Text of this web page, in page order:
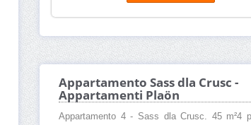
Appartamento Sass dla Crusc -
Appartamenti Plaön
Appartamento 4 - Sass dla Crusc. 45 m²4